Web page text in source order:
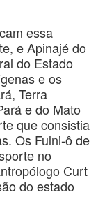
essa
e Apinajé do
do Estado
e os
Terra
e do Mato
que consistia
Os Fulni-ô de
no
Curt
do estado